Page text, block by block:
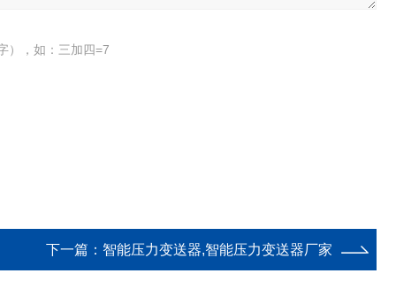
），如：三加四=7
下一篇： 智能压力变送器,智能压力变送器厂家